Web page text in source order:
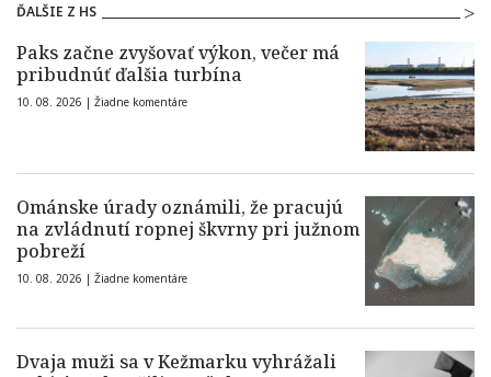
ĎALŠIE Z HS
Paks začne zvyšovať výkon, večer má
pribudnúť ďalšia turbína
10. 08. 2026 | Žiadne komentáre
Ománske úrady oznámili, že pracujú
na zvládnutí ropnej škvrny pri južnom
pobreží
10. 08. 2026 | Žiadne komentáre
Dvaja muži sa v Kežmarku vyhrážali